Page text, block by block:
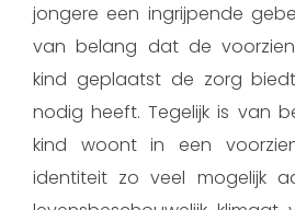
jongere een ingrijpende
van belang dat de
kind geplaatst de zorg
nodig heeft. Tegelijk is van
kind woont in een
identiteit zo veel mogelijk